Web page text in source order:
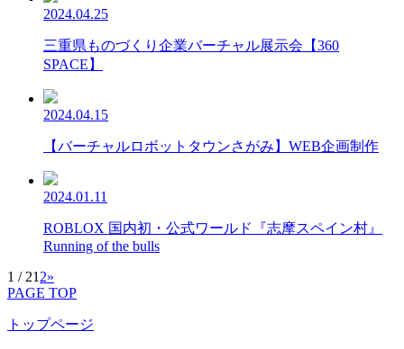
2024.04.25
三重県ものづくり企業バーチャル展示会【360
SPACE】
2024.04.15
【バーチャルロボットタウンさがみ】WEB企画制作
2024.01.11
ROBLOX 国内初・公式ワールド『志摩スペイン村』
Running of the bulls
1 / 212»
PAGE TOP
トップページ